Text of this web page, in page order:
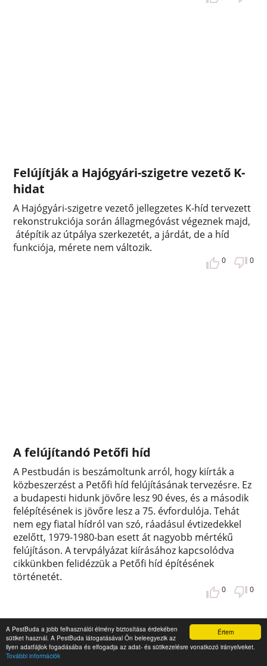
Értem
A PestBuda a jobb felhasználói élmény biztosítása érdekében
sütiket használ. A PestBuda látogatásával Ön beleegyezik az
ilyen adatfájlok fogadásába és elfogadja az adat- és sütikezelésre vonatkozó irányelveket.
További információk
Felújítják a Hajógyári-szigetre vezető K-
hidat
A Hajógyári-szigetre vezető jellegzetes K-híd tervezett
rekonstrukciója során állagmegóvást végeznek majd,
átépítik az útpálya szerkezetét, a járdát, de a híd
funkciója, mérete nem változik.
0 0
A felújítandó Petőfi híd
A Pestbudán is beszámoltunk arról, hogy kiírták a
közbeszerzést a Petőfi híd felújításának tervezésre. Ez
a budapesti hidunk jövőre lesz 90 éves, és a második
felépítésének is jövőre lesz a 75. évfordulója. Tehát
nem egy fiatal hídról van szó, ráadásul évtizedekkel
ezelőtt, 1979-1980-ban esett át nagyobb mértékű
felújításon. A tervpályázat kiírásához kapcsolódva
cikkünkben felidézzük a Petőfi híd építésének
történetét.
0 0